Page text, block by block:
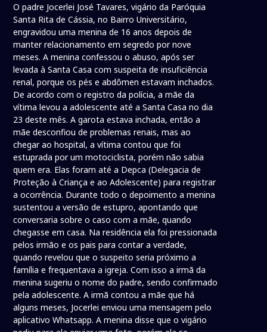
O padre Jocerlei José Tavares, vigário da Paróquia
Santa Rita de Cássia, no Bairro Universitário,
engravidou uma menina de 16 anos depois de
manter relacionamento em segredo por nove
meses. A menina confessou o abuso, após ser
levada à Santa Casa com suspeita de insuficiência
renal, porque os pés e abdômen estavam inchados.
De acordo com o registro da polícia, a mãe da
vítima levou a adolescente até a Santa Casa no dia
23 deste mês. A garota estava inchada, então a
mãe desconfiou de problemas renais, mas ao
chegar ao hospital, a vítima contou que foi
estuprada por um motociclista, porém não sabia
quem era. Elas foram até a Depca (Delegacia de
Proteção à Criança e ao Adolescente) para registrar
a ocorrência. Durante todo o depoimento a menina
sustentou a versão de estupro, apontando que
conversaria sobre o caso com a mãe, quando
chegasse em casa. Na residência ela foi pressionada
pelos irmão e os pais para contar a verdade,
quando revelou que o suspeito seria próximo a
família e frequentava a igreja. Com isso a irmã da
menina sugeriu o nome do padre, sendo confirmado
pela adolescente. A irmã contou a mãe que há
alguns meses, Jocerlei enviou uma mensagem pelo
aplicativo Whatsapp. A menina disse que o vigário